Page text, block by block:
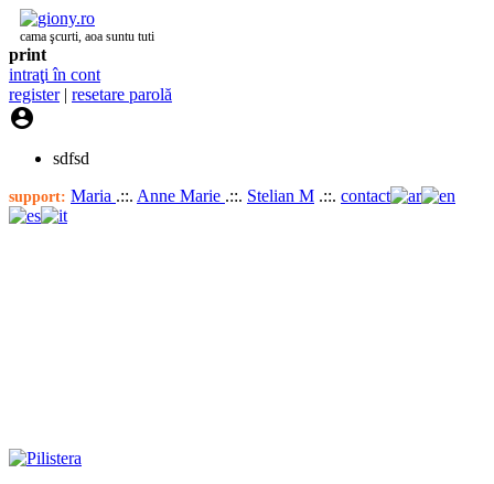
cama şcurti, aoa suntu tuti
print
intraţi în cont
register| resetare parolă

sdfsd
support: Maria .::. Anne Marie .::. Stelian M .::. contact